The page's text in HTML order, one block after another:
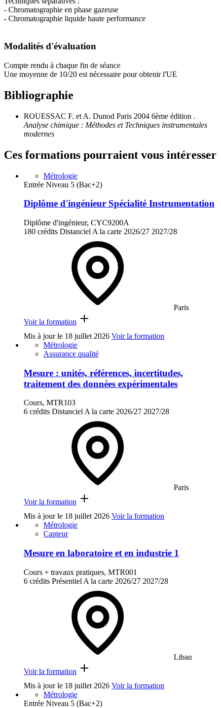
- Chromatographie en phase gazeuse
- Chromatographie liquide haute performance
Modalités d'évaluation
Compte rendu à chaque fin de séance
Une moyenne de 10/20 est nécessaire pour obtenir l'UE
Bibliographie
ROUESSAC F. et A. Dunod Paris 2004 6ème édition .
Analyse chimique : Méthodes et Techniques instrumentales
modernes
Ces formations pourraient vous intéresser
Métrologie
Entrée Niveau 5 (Bac+2)
Diplôme d'ingénieur Spécialité Instrumentation
Diplôme d'ingénieur, CYC9200A
180 crédits Distanciel A la carte 2026/27 2027/28
Paris
Voir la formation
Mis à jour le 18 juillet 2026 Voir la formation
Métrologie
Assurance qualité
Mesure : unités, références, incertitudes,
traitement des données expérimentales
Cours, MTR103
6 crédits DistancielA la carte 2026/27 2027/28
Paris
Voir la formation
Mis à jour le 18 juillet 2026 Voir la formation
Métrologie
Capteur
Mesure en laboratoire et en industrie 1
Cours + travaux pratiques, MTR001
6 crédits Présentiel A la carte 2026/27 2027/28
Liban
Voir la formation
Mis à jour le 18 juillet 2026 Voir la formation
Métrologie
Entrée Niveau 5 (Bac+2)